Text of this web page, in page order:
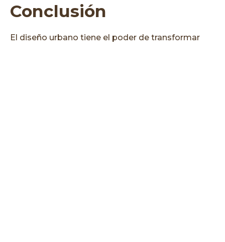
Conclusión
El diseño urbano tiene el poder de transformar